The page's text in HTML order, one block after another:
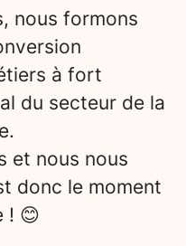
nous formons
à fort
du secteur de la
et nous nous
donc le moment
! 😊